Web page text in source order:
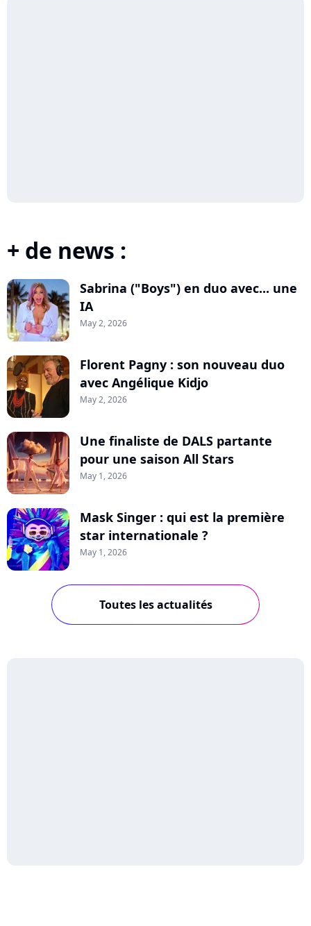
+ de news :
Sabrina ("Boys") en duo avec... une
IA
May 2, 2026
Florent Pagny : son nouveau duo
avec Angélique Kidjo
May 2, 2026
Une finaliste de DALS partante
pour une saison All Stars
May 1, 2026
Mask Singer : qui est la première
star internationale ?
May 1, 2026
Toutes les actualités